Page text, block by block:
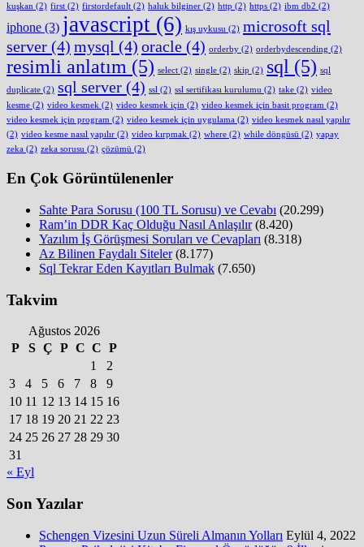
kuşkan (2) first (2) firstordefault (2) haluk bilginer (2) http (2) https (2) ibm db2 (2)
iphone (3) javascript (6) kış uykusu (2) microsoft sql
server (4) mysql (4) oracle (4) orderby (2) orderbydescending (2)
resimli anlatım (5) select (2) single (2) skip (2) sql (5) sql
duplicate (2) sql server (4) ssl (2) ssl sertifikası kurulumu (2) take (2) video
kesme (2) video kesmek (2) video kesmek için (2) video kesmek için basit program (2)
video kesmek için program (2) video kesmek için uygulama (2) video kesmek nasıl yapılır
(2) video kesme nasıl yapılır (2) video kırpmak (2) where (2) while döngüsü (2) yapay
zeka (2) zeka sorusu (2) çözümü (2)
En Çok Görüntülenenler
Sahte Para Sorusu (100 TL Sorusu) ve Cevabı (20.299)
Ram’in DDR Kaç Olduğu Nasıl Anlaşılır (8.420)
Yazılım İş Görüşmesi Soruları ve Cevapları (8.318)
Az Bilinen Faydalı Siteler (8.177)
Sql Tekrar Eden Kayıtları Bulmak (7.650)
Takvim
Ağustos 2026
P
S Ç P C C P
1
2
3
4 5 6 7 8
9
10 11 12 13 14 15 16
17 18 19 20 21 22 23
24 25 26 27 28 29 30
31
« Eyl
Son Yazılar
Schengen Vizesini Uzun Süreli Almanın Yolları Eylül 4, 2022